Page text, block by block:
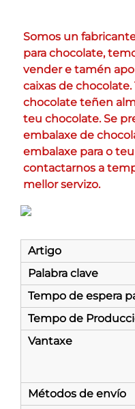
Somos un
para chocolate,
vender e tamén
caixas de chocolate.
chocolate teñen
teu chocolate. Se
embalaxe de
embalaxe para o
contactarnos a
mellor servizo.
Artigo
Palabra clave
Tempo de espera
Tempo de
Vantaxe
Métodos de envío